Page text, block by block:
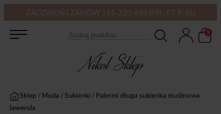
ZADZWOŃ I ZAMÓW 511-220-696 (PN -PT 9-16)
5
Sklep / Moda /Sukienki / Palermi długa sukienka muślinowa
lawenda